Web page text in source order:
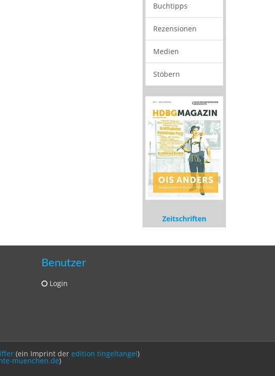
Buchtipps
Rezensionen
Medien
Stöbern
Zeitschriften
Benutzer
Login
(ein Imprint der edition tingeltangel)
muenchen.de)